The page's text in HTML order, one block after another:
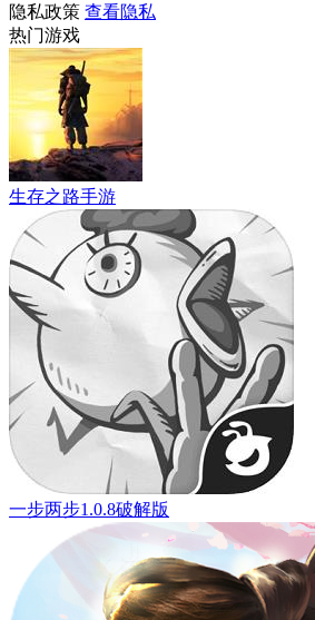
隐私政策 查看隐私
热门游戏
生存之路手游
一步两步1.0.8破解版